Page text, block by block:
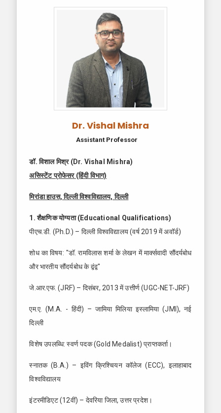
Dr. Vishal Mishra
Assistant Professor
डॉ. विशाल मिश्र (Dr. Vishal Mishra)
असिस्टेंट प्रोफेसर (हिंदी विभाग)
मिरांडा हाउस, दिल्ली विश्वविद्यालय, दिल्ली
1. शैक्षणिक योग्यता (Educational Qualifications)
पीएच.डी. (Ph.D.) – दिल्ली विश्वविद्यालय (वर्ष 2019 में अवॉर्ड)
शोध का विषय: "डॉ. रामविलास शर्मा के लेखन में मार्क्सवादी सौंदर्यबोध
और भारतीय सौंदर्यबोध के द्वंद्व"
जे.आर.एफ. (JRF) – दिसंबर, 2013 में उत्तीर्ण (UGC-NET-JRF)
एम.ए. (M.A. - हिंदी) – जामिया मिलिया इस्लामिया (JMI), नई
दिल्ली
विशेष उपलब्धि: स्वर्ण पदक (Gold Medalist) प्राप्तकर्ता।
स्नातक (B.A.) – इविंग क्रिश्चियन कॉलेज (ECC), इलाहाबाद
विश्वविद्यालय
इंटरमीडिएट (12वीं) – देवरिया जिला, उत्तर प्रदेश।